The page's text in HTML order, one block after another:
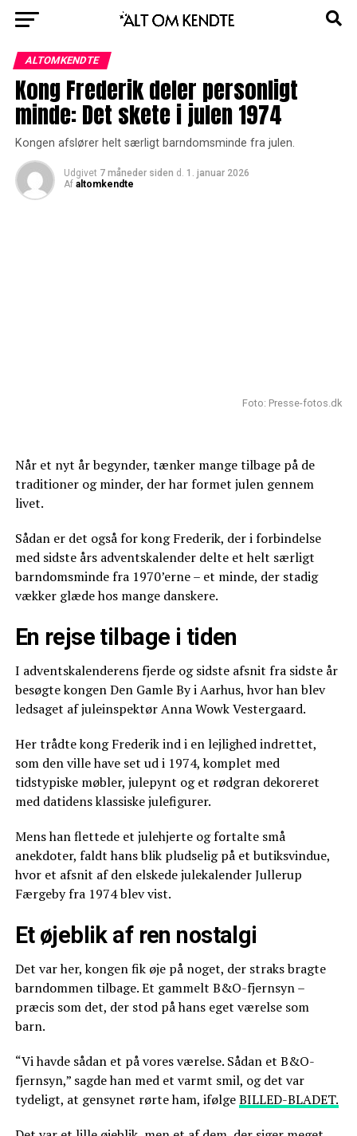
ALTOMKENDTE
Kong Frederik deler personligt
minde: Det skete i julen 1974
Kongen afslører helt særligt barndomsminde fra julen.
Udgivet 7 måneder siden d. 1. januar 2026
Af altomkendte
Foto: Presse-fotos.dk
Når et nyt år begynder, tænker mange tilbage på de
traditioner og minder, der har formet julen gennem
livet.
Sådan er det også for kong Frederik, der i forbindelse
med sidste års adventskalender delte et helt særligt
barndomsminde fra 1970’erne – et minde, der stadig
vækker glæde hos mange danskere.
En rejse tilbage i tiden
I adventskalenderens fjerde og sidste afsnit fra sidste år
besøgte kongen Den Gamle By i Aarhus, hvor han blev
ledsaget af juleinspektør Anna Wowk Vestergaard.
Her trådte kong Frederik ind i en lejlighed indrettet,
som den ville have set ud i 1974, komplet med
tidstypiske møbler, julepynt og et rødgran dekoreret
med datidens klassiske julefigurer.
Mens han flettede et julehjerte og fortalte små
anekdoter, faldt hans blik pludselig på et butiksvindue,
hvor et afsnit af den elskede julekalender Jullerup
Færgeby fra 1974 blev vist.
Et øjeblik af ren nostalgi
Det var her, kongen fik øje på noget, der straks bragte
barndommen tilbage. Et gammelt B&O-fjernsyn –
præcis som det, der stod på hans eget værelse som
barn.
“Vi havde sådan et på vores værelse. Sådan et B&O-
fjernsyn,” sagde han med et varmt smil, og det var
tydeligt, at gensynet rørte ham, ifølgeBILLED-BLADET.